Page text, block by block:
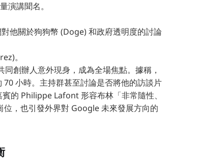
演講聞名。
他關於狗狗幣 (Doge) 和政府透明度的討論
。
創辦人意外現身，成為全場焦點。據稱，
小時。主持群甚至討論是否將他的訪談片
的 Philippe Lafont 形容布林「非常隨性、
，也引發外界對 Google 未來發展方向的